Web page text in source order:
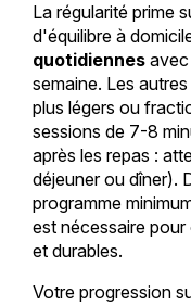
La régularité prime
d'équilibre à
quotidiennesavec
semaine. Les
plus légers ou
sessions de 7-8
après les repas :
déjeuner ou dîner).
programme
est nécessaire
et durables.
Votre progression